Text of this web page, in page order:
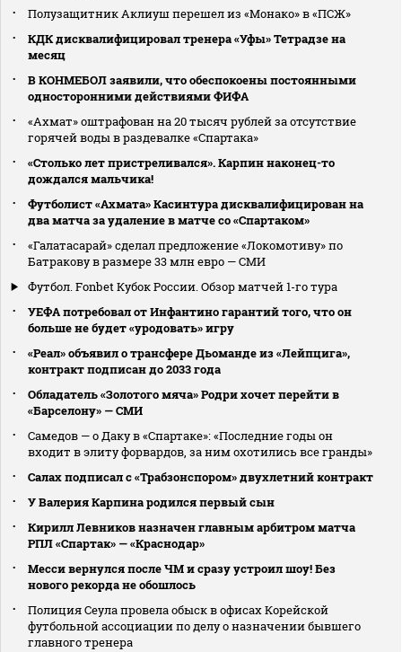
Полузащитник Аклиуш перешел из «Монако» в «ПСЖ»
КДК дисквалифицировал тренера «Уфы» Тетрадзе на
месяц
В КОНМЕБОЛ заявили, что обеспокоены постоянными
односторонними действиями ФИФА
«Ахмат» оштрафован на 20 тысяч рублей за отсутствие
горячей воды в раздевалке «Спартака»
«Столько лет пристреливался». Карпин наконец-то
дождался мальчика!
Футболист «Ахмата» Касинтура дисквалифицирован на
два матча за удаление в матче со «Спартаком»
«Галатасарай» сделал предложение «Локомотиву» по
Батракову в размере 33 млн евро — СМИ
Футбол. Fonbet Кубок России. Обзор матчей 1-го тура
УЕФА потребовал от Инфантино гарантий того, что он
больше не будет «уродовать» игру
«Реал» объявил о трансфере Дьоманде из «Лейпцига»,
контракт подписан до 2033 года
Обладатель «Золотого мяча» Родри хочет перейти в
«Барселону» — СМИ
Самедов — о Даку в «Спартаке»: «Последние годы он
входит в элиту форвардов, за ним охотились все гранды»
Салах подписал с «Трабзонспором» двухлетний контракт
У Валерия Карпина родился первый сын
Кирилл Левников назначен главным арбитром матча
РПЛ «Спартак» — «Краснодар»
Месси вернулся после ЧМ и сразу устроил шоу! Без
нового рекорда не обошлось
Полиция Сеула провела обыск в офисах Корейской
футбольной ассоциации по делу о назначении бывшего
главного тренера